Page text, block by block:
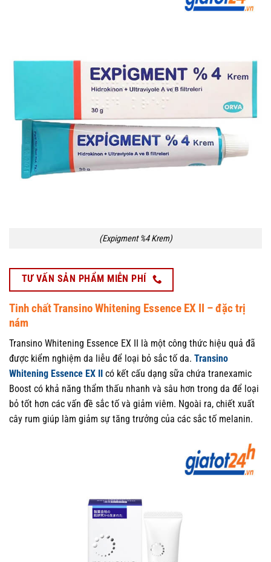
(Expigment %4 Krem)
TƯ VẤN SẢN PHẨM MIỄN PHÍ
Tinh chất Transino Whitening Essence EX II – đặc trị
nám
Transino Whitening Essence EX II là một công thức hiệu quả đã
được kiểm nghiệm da liễu để loại bỏ sắc tố da. Transino
Whitening Essence EX II
có kết cấu dạng sữa chứa tranexamic
Boost có khả năng thẩm thấu nhanh và sâu hơn trong da để loại
bỏ tốt hơn các vấn đề sắc tố và giảm viêm. Ngoài ra, chiết xuất
cây rum giúp làm giảm sự tăng trưởng của các sắc tố melanin.